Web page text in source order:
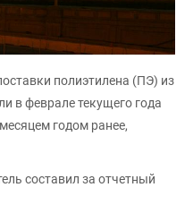
полиэтилена (ПЭ) из
в феврале текущего года
годом ранее,
составил за отчетный